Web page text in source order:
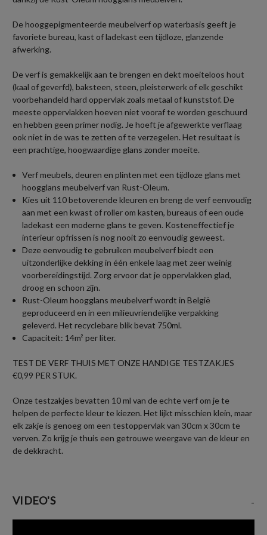
De hooggepigmenteerde meubelverf op waterbasis geeft je
favoriete bureau, kast of ladekast een tijdloze, glanzende
afwerking.
De verf is gemakkelijk aan te brengen en dekt moeiteloos hout
(kaal of geverfd), baksteen, steen, pleisterwerk of elk geschikt
voorbehandeld hard oppervlak zoals metaal of kunststof. De
meeste oppervlakken hoeven niet vooraf te worden geschuurd
en hebben geen primer nodig. Je hoeft je afgewerkte verflaag
ook niet in de was te zetten of te verzegelen. Het resultaat is
een prachtige, hoogwaardige glans zonder moeite.
Verf meubels, deuren en plinten met een tijdloze glans met
hoogglans meubelverf van Rust-Oleum.
Kies uit 110 betoverende kleuren en breng de verf eenvoudig
aan met een kwast of roller om kasten, bureaus of een oude
ladekast een moderne glans te geven. Kosteneffectief je
interieur opfrissen is nog nooit zo eenvoudig geweest.
Deze eenvoudig te gebruiken meubelverf biedt een
uitzonderlijke dekking in één enkele laag met zeer weinig
voorbereidingstijd. Zorg ervoor dat je oppervlakken glad,
droog en schoon zijn.
Rust-Oleum hoogglans meubelverf wordt in België
geproduceerd en in een milieuvriendelijke verpakking
geleverd. Het recyclebare blik bevat 750ml.
Capaciteit: 14m² per liter.
TEST DE VERF THUIS MET ONZE HANDIGE TESTZAKJES
€0,99 PER STUK.
Onze testzakjes bevatten 10 ml van de echte verf om je te
helpen de perfecte kleur te kiezen. Het lijkt misschien klein, maar
elk zakje is genoeg om een testoppervlak van 30cm x 30cm te
verven. Zo krijg je thuis een getrouwe weergave van de kleur en
de dekkracht.
VIDEO'S -